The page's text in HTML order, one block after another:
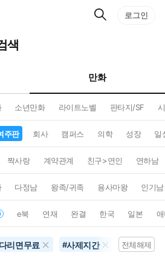
검
로그인
색
만화
소년만화 라이트노벨 판타지/SF
주판 회사 캠퍼스 의학 성장 일
짝사랑 계약관계 친구>연인 연하남
다정남 왕족/귀족 용사마왕 인기남
e북 연재 완결 한국 일본
리면무료 #사제지간 #역하렘
전체해제